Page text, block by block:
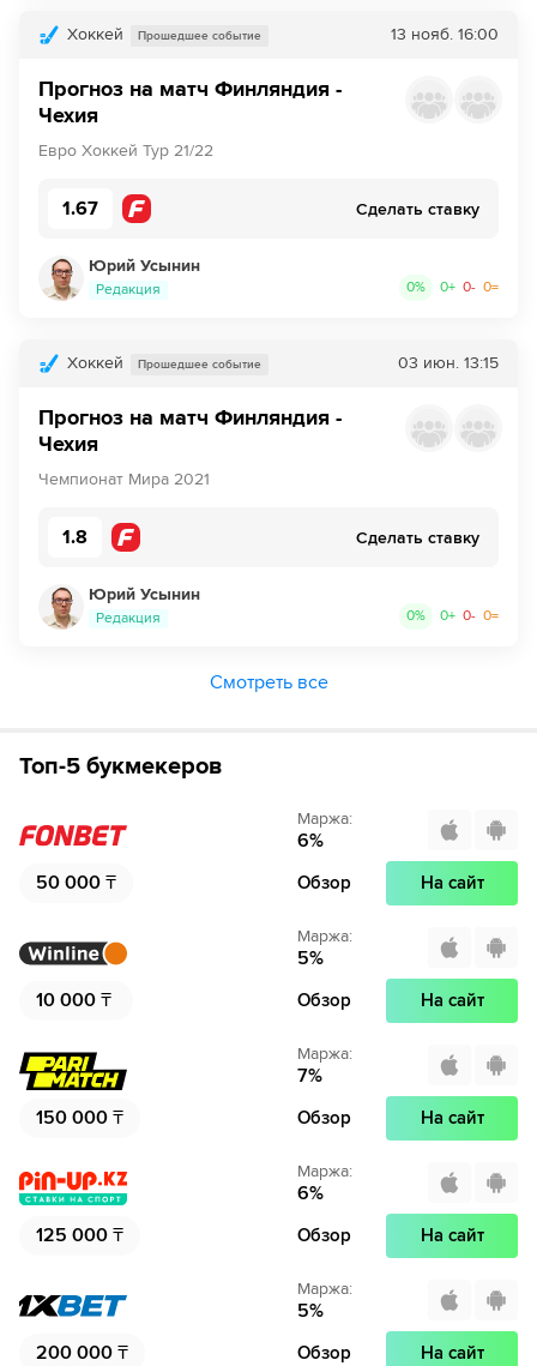
Хоккей Прошедшее событие 13 нояб. 16:00
Прогноз на матч Финляндия -
Чехия
Евро Хоккей Тур 21/22
1.67 Сделать ставку
Юрий Усынин
Редакция 0% 0+ 0- 0=
Хоккей Прошедшее событие 03 июн. 13:15
Прогноз на матч Финляндия -
Чехия
Чемпионат Мира 2021
1.8 Сделать ставку
Юрий Усынин
Редакция 0% 0+ 0- 0=
Смотреть все
Топ-5 букмекеров
50 000 ₸
Маржа:
6%
Обзор На сайт
10 000 ₸
Маржа:
5%
Обзор На сайт
150 000 ₸
Маржа:
7%
Обзор На сайт
125 000 ₸
Маржа:
6%
Обзор На сайт
200 000 ₸
Маржа:
5%
Обзор На сайт